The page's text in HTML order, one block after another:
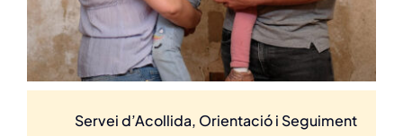
Servei d’Acollida, Orientació i Seguiment